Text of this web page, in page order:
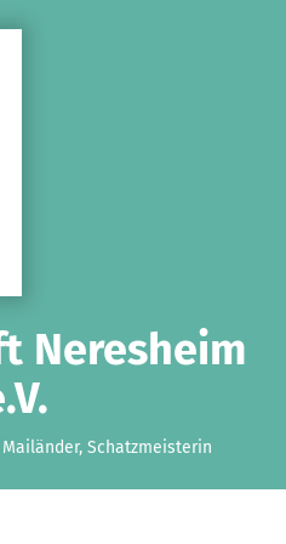
Neresheim
Schatzmeisterin